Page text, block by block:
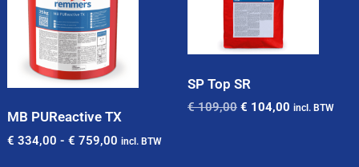
MB PUReactive TX
€ 334,00 - € 759,00 incl. BTW
SP Top SR
€109,00 € 104,00 incl. BTW